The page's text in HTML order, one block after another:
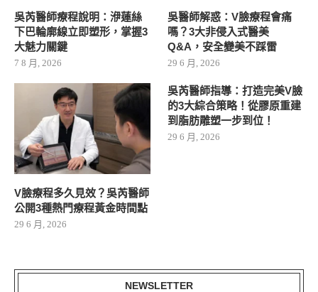
吳芮醫師療程說明：洢蓮絲
下巴輪廓線立即塑形，掌握3
大魅力關鍵
7 8 月, 2026
吳醫師解惑：V臉療程會痛
嗎？3大非侵入式醫美
Q&A，安全變美不踩雷
29 6 月, 2026
V臉療程多久見效？吳芮醫師
公開3種熱門療程黃金時間點
29 6 月, 2026
吳芮醫師指導：打造完美V臉
的3大綜合策略！從膠原重建
到脂肪雕塑一步到位！
29 6 月, 2026
NEWSLETTER